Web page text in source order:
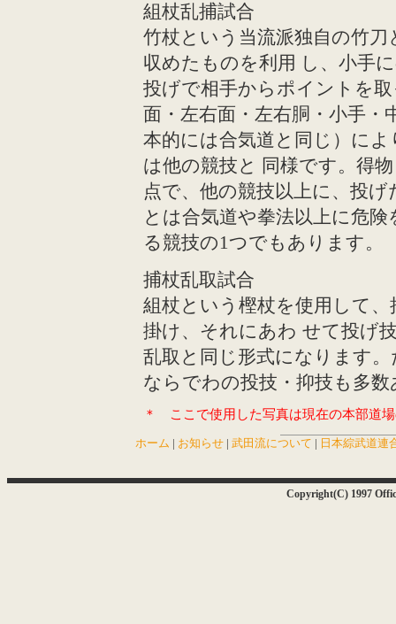
組杖乱捕試合
竹杖という当流派独自の竹
収めたものを利用 し、小手
投げで相手からポイントを
面・左右面・左右胴・小手
本的には合気道と同じ）に
は他の競技と 同様です。得
点で、他の競技以上に、投
とは合気道や拳法以上に危
る競技の1つでもあります。
捕杖乱取試合
組杖という樫杖を使用して
掛け、それにあわ せて投げ
乱取と同じ形式になります
ならでわの投技・抑技も多
＊ ここで使用した写真は現在の本部道
ホーム | お知らせ | 武田流について | 日本綜武道連
Copyright(C) 1997